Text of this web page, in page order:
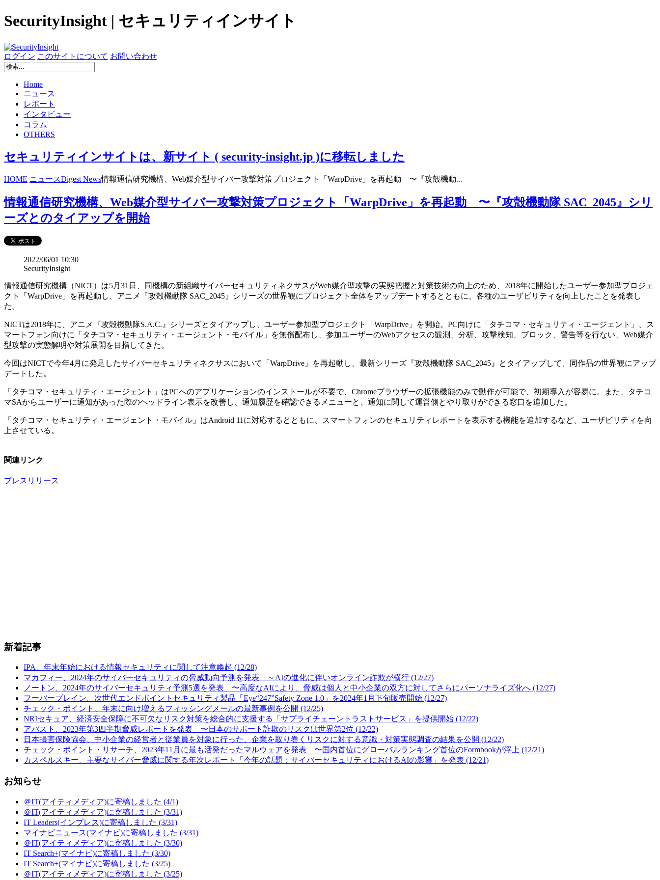
SecurityInsight | セキュリティインサイト
ログイン このサイトについて お問い合わせ
Home
ニュース
レポート
インタビュー
コラム
OTHERS
セキュリティインサイトは、新サイト ( security-insight.jp )に移転しました
HOME ニュースDigest News情報通信研究機構、Web媒介型サイバー攻撃対策プロジェクト「WarpDrive」を再起動 〜『攻殻機動...
情報通信研究機構、Web媒介型サイバー攻撃対策プロジェクト「WarpDrive」を再起動 〜『攻殻機動隊 SAC_2045』シリ
ーズとのタイアップを開始
2022/06/01 10:30
SecurityInsight
情報通信研究機構（NICT）は5月31日、同機構の新組織サイバーセキュリティネクサスがWeb媒介型攻撃の実態把握と対策技術の向上のため、2018年に開始したユーザー参加型プロジェ
クト「WarpDrive」を再起動し、アニメ『攻殻機動隊 SAC_2045』シリーズの世界観にプロジェクト全体をアップデートするとともに、各種のユーザビリティを向上したことを発表し
た。
NICTは2018年に、アニメ『攻殻機動隊S.A.C.』シリーズとタイアップし、ユーザー参加型プロジェクト「WarpDrive」を開始。PC向けに「タチコマ・セキュリティ・エージェント」、ス
マートフォン向けに「タチコマ・セキュリティ・エージェント・モバイル」を無償配布し、参加ユーザーのWebアクセスの観測、分析、攻撃検知、ブロック、警告等を行ない、Web媒介
型攻撃の実態解明や対策展開を目指してきた。
今回はNICTで今年4月に発足したサイバーセキュリティネクサスにおいて「WarpDrive」を再起動し、最新シリーズ『攻殻機動隊 SAC_2045』とタイアップして、同作品の世界観にアップ
デートした。
「タチコマ・セキュリティ・エージェント」はPCへのアプリケーションのインストールが不要で、Chromeブラウザーの拡張機能のみで動作が可能で、初期導入が容易に。また、タチコ
マSAからユーザーに通知があった際のヘッドライン表示を改善し、通知履歴を確認できるメニューと、通知に関して運営側とやり取りができる窓口を追加した。
「タチコマ・セキュリティ・エージェント・モバイル」はAndroid 11に対応するとともに、スマートフォンのセキュリティレポートを表示する機能を追加するなど、ユーザビリティを向
上させている。
関連リンク
プレスリリース
新着記事
IPA、年末年始における情報セキュリティに関して注意喚起 (12/28)
マカフィー、2024年のサイバーセキュリティの脅威動向予測を発表 ～AIの進化に伴いオンライン詐欺が横行 (12/27)
ノートン、2024年のサイバーセキュリティ予測5選を発表 〜高度なAIにより、脅威は個人と中小企業の双方に対してさらにパーソナライズ化へ (12/27)
フーバーブレイン、次世代エンドポイントセキュリティ製品「Eye“247”Safety Zone 1.0」を2024年1月下旬販売開始 (12/27)
チェック・ポイント、年末に向け増えるフィッシングメールの最新事例を公開 (12/25)
NRIセキュア、経済安全保障に不可欠なリスク対策を総合的に支援する「サプライチェーントラストサービス」を提供開始 (12/22)
アバスト、2023年第3四半期脅威レポートを発表 〜日本のサポート詐欺のリスクは世界第2位 (12/22)
日本損害保険協会、中小企業の経営者と従業員を対象に行った、企業を取り巻くリスクに対する意識・対策実態調査の結果を公開 (12/22)
チェック・ポイント・リサーチ、2023年11月に最も活発だったマルウェアを発表 〜国内首位にグローバルランキング首位のFormbookが浮上 (12/21)
カスペルスキー、主要なサイバー脅威に関する年次レポート「今年の話題：サイバーセキュリティにおけるAIの影響」を発表 (12/21)
お知らせ
＠IT(アイティメディア)に寄稿しました (4/1)
＠IT(アイティメディア)に寄稿しました (3/31)
IT Leaders(インプレス)に寄稿しました (3/31)
マイナビニュース(マイナビ)に寄稿しました (3/31)
＠IT(アイティメディア)に寄稿しました (3/30)
IT Search+(マイナビ)に寄稿しました (3/30)
IT Search+(マイナビ)に寄稿しました (3/25)
＠IT(アイティメディア)に寄稿しました (3/25)